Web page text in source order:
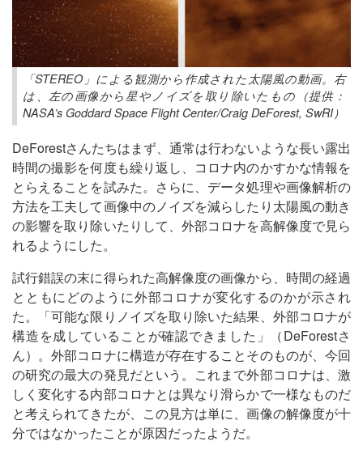
「STEREO」による観測から作成された太陽風の動画。右
は、左の画像から星やノイズを取り除いたもの（提供：
NASA’s Goddard Space Flight Center/Craig DeForest, SwRI）
DeForestさんたちはまず、通常は行わないような長い露出
時間の撮影を何度も繰り返し、コロナ内のかすかな情報を
とらえることを試みた。さらに、データ処理や画像解析の
方法を工夫して画像中のノイズを減らしたり太陽風の動き
の影響を取り除いたりして、外部コロナを高解像度で見ら
れるようにした。
試行錯誤の末に得られた高解像度の画像から、時間の経過
とともにどのように外部コロナが変化するのかが示され
た。「可能な限りノイズを取り除いた結果、外部コロナが
構造を成していることが確認できました」（DeForestさ
ん）。外部コロナに構造が存在することそのものが、今回
の研究の最大の発見だという。これまで外部コロナは、激
しく変化する内部コロナとは異なり滑らかで一様なものだ
と考えられてきたが、この見方は単に、画像の解像度が十
分ではなかったことが原因だったようだ。